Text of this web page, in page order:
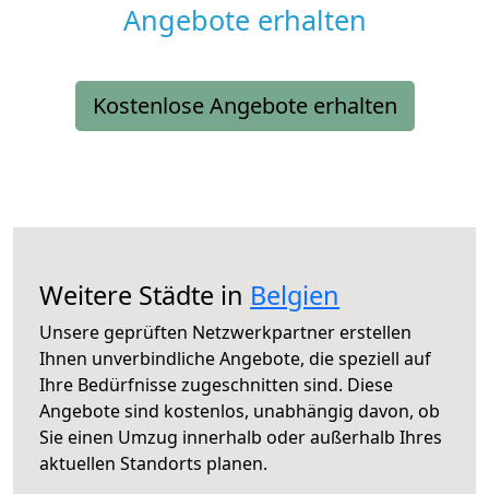
Angebote erhalten
Kostenlose Angebote erhalten
Weitere Städte in Belgien
Unsere geprüften Netzwerkpartner erstellen
Ihnen unverbindliche Angebote, die speziell auf
Ihre Bedürfnisse zugeschnitten sind. Diese
Angebote sind kostenlos, unabhängig davon, ob
Sie einen Umzug innerhalb oder außerhalb Ihres
aktuellen Standorts planen.